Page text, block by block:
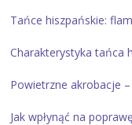
Tańce hiszpańskie:
Charakterystyka tańca
Powietrzne akrobacje
Jak wpłynąć na